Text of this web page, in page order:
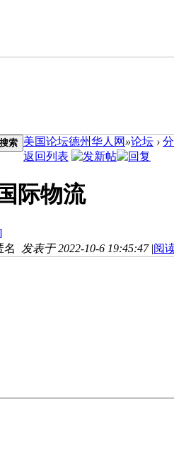
搜索 美国论坛德州华人网 »论坛 ›
返回列表
际物流
名 发表于 2022-10-6 19:45:47 |阅